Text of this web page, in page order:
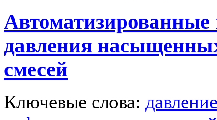
давления
смесей
Ключевые слова: